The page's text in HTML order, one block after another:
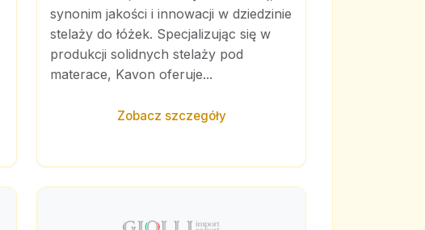
synonim jakości i innowacji w dziedzinie
stelaży do łóżek. Specjalizując się w
produkcji solidnych stelaży pod
materace, Kavon oferuje...
Zobacz szczegóły